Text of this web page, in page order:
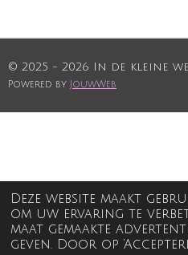
Deze website maakt
om uw ervaring te
maat gemaakte
geven. Door op
© 2025 - 2026 In de kleine
Powered by JouwWeb